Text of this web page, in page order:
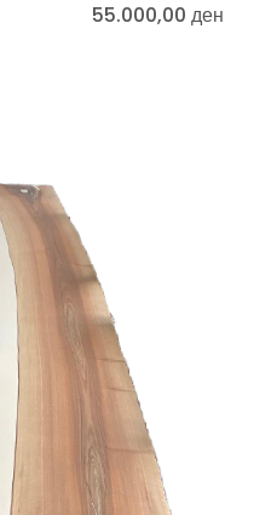
55.000,00 ден